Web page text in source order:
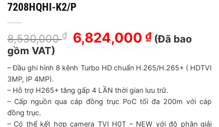
7208HQHI-K2/P
8,530,000₫
Giá
gốc
8,530,000 ₫.
6,824,000₫Giá
hiện
là:
(Đã bao
gồm VAT)
– Đầu ghi hình 8 kênh Turbo HD chuẩn H.265/H.265+ ( HDTVI
3MP, IP 4MP).
– Hỗ trợ H265+ tăng gấp 4 LẦN thời gian lưu trữ.
– Cấp nguồn qua cáp đồng trục PoC tối đa 200m với cáp
đồng trục.
– Có thể kết hợp camera TVI H0T – NEW với độ phân giải